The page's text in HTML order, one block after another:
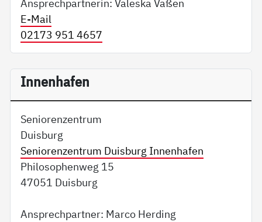
Ansprechpartnerin: Valeska Vaßen
E-Mail
02173 951 4657
Innenhafen
Seniorenzentrum
Duisburg
Seniorenzentrum Duisburg Innenhafen
Philosophenweg 15
47051 Duisburg
Ansprechpartner: Marco Herding